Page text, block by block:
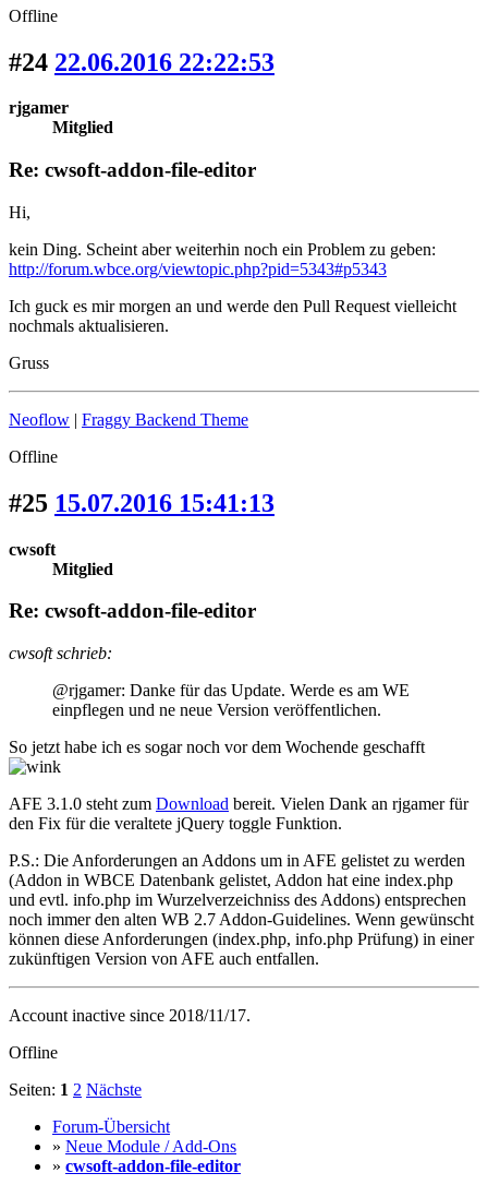
Offline
#24 22.06.2016 22:22:53
rjgamer
Mitglied
Re: cwsoft-addon-file-editor
Hi,
kein Ding. Scheint aber weiterhin noch ein Problem zu geben:
http://forum.wbce.org/viewtopic.php?pid=5343#p5343
Ich guck es mir morgen an und werde den Pull Request vielleicht
nochmals aktualisieren.
Gruss
Neoflow | Fraggy Backend Theme
Offline
#25 15.07.2016 15:41:13
cwsoft
Mitglied
Re: cwsoft-addon-file-editor
cwsoft schrieb:
@rjgamer: Danke für das Update. Werde es am WE
einpflegen und ne neue Version veröffentlichen.
So jetzt habe ich es sogar noch vor dem Wochende geschafft
AFE 3.1.0 steht zum Download bereit. Vielen Dank an rjgamer für
den Fix für die veraltete jQuery toggle Funktion.
P.S.: Die Anforderungen an Addons um in AFE gelistet zu werden
(Addon in WBCE Datenbank gelistet, Addon hat eine index.php
und evtl. info.php im Wurzelverzeichniss des Addons) entsprechen
noch immer den alten WB 2.7 Addon-Guidelines. Wenn gewünscht
können diese Anforderungen (index.php, info.php Prüfung) in einer
zukünftigen Version von AFE auch entfallen.
Account inactive since 2018/11/17.
Offline
Seiten: 1 2 Nächste
Forum-Übersicht
» Neue Module / Add-Ons
» cwsoft-addon-file-editor